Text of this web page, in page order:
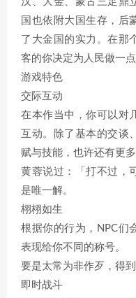
国也依附大国生存，后
了大金国的实力。在那
客的你决定为人民做一
游戏特色
交际互动
在本作当中，你可以对
互动。除了基本的交谈
赋与技能，也许还有更
黄蓉说过：「打不过，
是唯一解。
栩栩如生
根据你的行为，NPC们
表现给你不同的称号。
要是太常为非作歹，得
即时战斗